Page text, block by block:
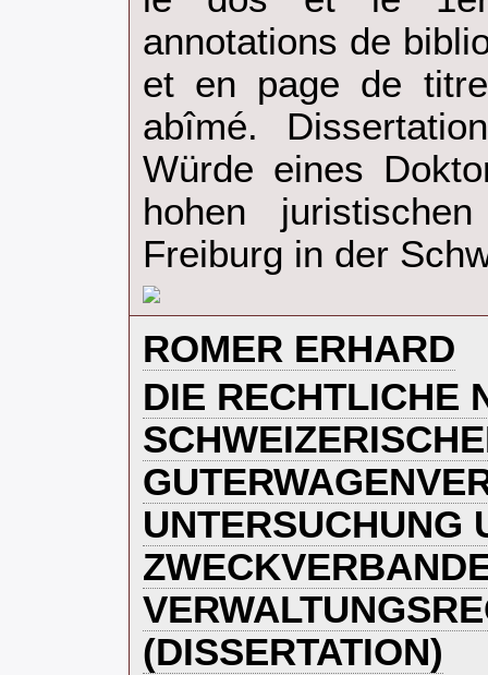
annotations de
et en page de
abîmé.
Würde eines
hohen
Freiburg in der
‎ROMER ERHARD‎
‎DIE RECHTLICHE
UNTERSUCHUNG
(DISSERTATION)‎